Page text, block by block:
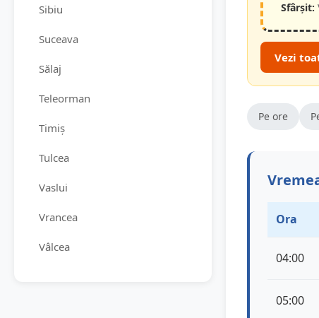
Sibiu
Suceava
Sălaj
Teleorman
Timiș
Tulcea
Vaslui
Vrancea
Vâlcea
Sfârșit:
Vezi
Pe ore
Ora
04:00
05:00